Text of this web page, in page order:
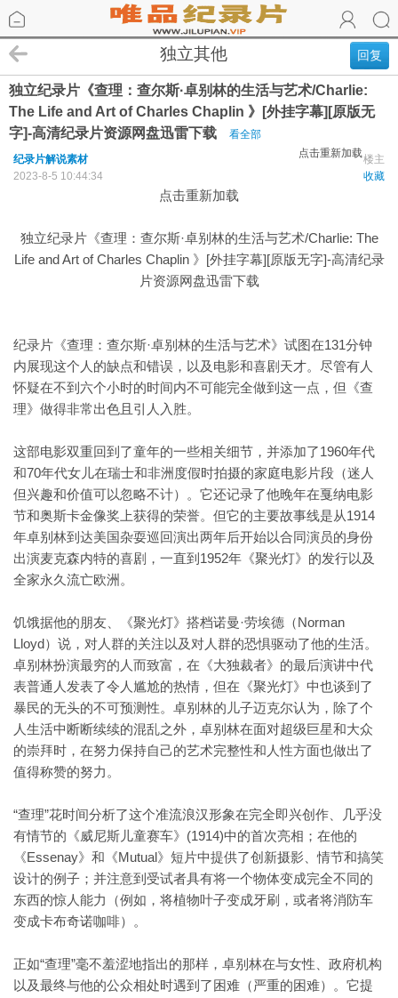
回复
独立其他
独立纪录片《查理：查尔斯·卓别林的生活与艺术/Charlie:
The Life and Art of Charles Chaplin 》[外挂字幕][原版无
字]-高清纪录片资源网盘迅雷下载
看全部
点击重新加载楼主
纪录片解说素材
收藏
2023-8-5 10:44:34
点击重新加载
独立纪录片《查理：查尔斯·卓别林的生活与艺术/Charlie: The
Life and Art of Charles Chaplin 》[外挂字幕][原版无字]-高清纪录
片资源网盘迅雷下载
纪录片《查理：查尔斯·卓别林的生活与艺术》试图在131分钟
内展现这个人的缺点和错误，以及电影和喜剧天才。尽管有人
怀疑在不到六个小时的时间内不可能完全做到这一点，但《查
理》做得非常出色且引人入胜。
这部电影双重回到了童年的一些相关细节，并添加了1960年代
和70年代女儿在瑞士和非洲度假时拍摄的家庭电影片段（迷人
但兴趣和价值可以忽略不计）。它还记录了他晚年在戛纳电影
节和奥斯卡金像奖上获得的荣誉。但它的主要故事线是从1914
年卓别林到达美国杂耍巡回演出两年后开始以合同演员的身份
出演麦克森内特的喜剧，一直到1952年《聚光灯》的发行以及
全家永久流亡欧洲。
饥饿据他的朋友、《聚光灯》搭档诺曼·劳埃德（Norman
Lloyd）说，对人群的关注以及对人群的恐惧驱动了他的生活。
卓别林扮演最穷的人而致富，在《大独裁者》的最后演讲中代
表普通人发表了令人尴尬的热情，但在《聚光灯》中也谈到了
暴民的无头的不可预测性。卓别林的儿子迈克尔认为，除了个
人生活中断断续续的混乱之外，卓别林在面对超级巨星和大众
的崇拜时，在努力保持自己的艺术完整性和人性方面也做出了
值得称赞的努力。
“查理”花时间分析了这个准流浪汉形象在完全即兴创作、几乎没
有情节的《威尼斯儿童赛车》(1914)中的首次亮相；在他的
《Essenay》和《Mutual》短片中提供了创新摄影、情节和搞笑
设计的例子；并注意到受试者具有将一个物体变成完全不同的
东西的惊人能力（例如，将植物叶子变成牙刷，或者将消防车
变成卡布奇诺咖啡）。
正如“查理”毫不羞涩地指出的那样，卓别林在与女性、政府机构
以及最终与他的公众相处时遇到了困难（严重的困难）。它提